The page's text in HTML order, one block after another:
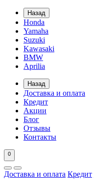
Назад
Honda
Yamaha
Suzuki
Kawasaki
BMW
Aprilia
Назад
Доставка и оплата
Кредит
Акции
Блог
Отзывы
Контакты
0
Доставка и оплата Кредит